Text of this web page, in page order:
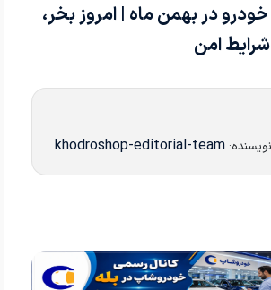
در بهمن ماه | امروز بخر،
امن
نویسنده: khodroshop-editorial-team